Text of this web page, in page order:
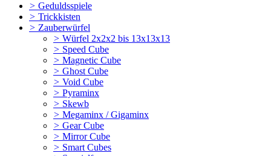
> Geduldsspiele
> Trickkisten
> Zauberwürfel
> Würfel 2x2x2 bis 13x13x13
> Speed Cube
> Magnetic Cube
> Ghost Cube
> Void Cube
> Pyraminx
> Skewb
> Megaminx / Gigaminx
> Gear Cube
> Mirror Cube
> Smart Cubes